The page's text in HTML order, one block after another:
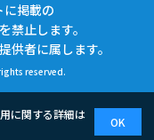
に関する詳細は
OK
に掲載の
禁止します。
供者に属します。
reserved.